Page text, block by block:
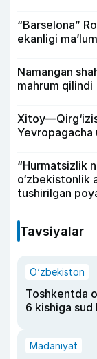
“Barselona”
ekanligi
Namangan
mahrum qilindi
“Hurmatsizlik
o‘zbekistonlik
tushirilgan
Tavsiyalar
O‘zbekiston
Toshkentda
6 kishiga sud
Madaniyat